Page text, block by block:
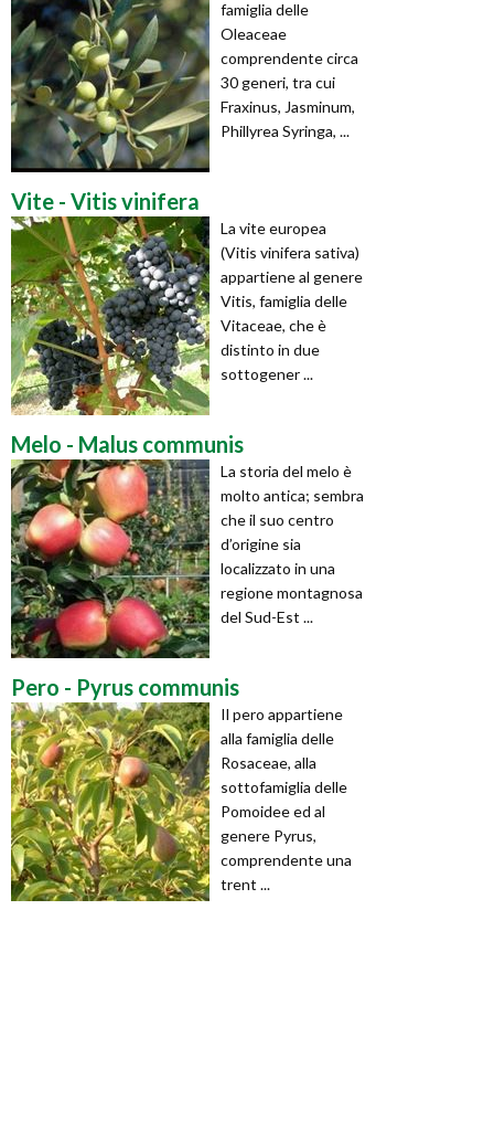
famiglia delle
Oleaceae
comprendente circa
30 generi, tra cui
Fraxinus, Jasminum,
Phillyrea Syringa, ...
Vite - Vitis vinifera
La vite europea
(Vitis vinifera sativa)
appartiene al genere
Vitis, famiglia delle
Vitaceae, che è
distinto in due
sottogener ...
Melo - Malus communis
La storia del melo è
molto antica; sembra
che il suo centro
d’origine sia
localizzato in una
regione montagnosa
del Sud-Est ...
Pero - Pyrus communis
Il pero appartiene
alla famiglia delle
Rosaceae, alla
sottofamiglia delle
Pomoidee ed al
genere Pyrus,
comprendente una
trent ...